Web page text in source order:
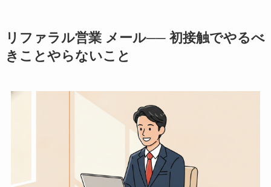
リファラル営業 メール── 初接触でやるべ
きことやらないこと